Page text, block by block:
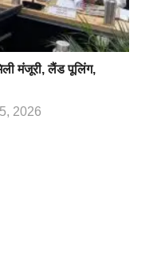
मंजूरी, लैंड पूलिंग,
2026